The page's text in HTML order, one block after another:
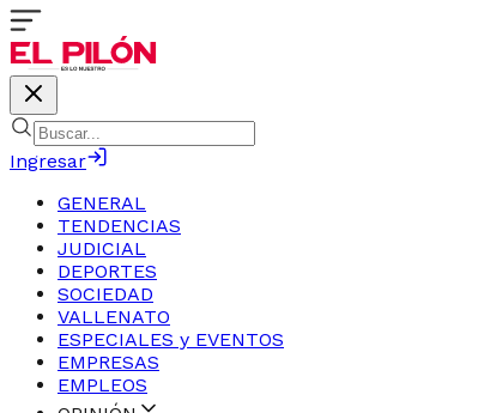
Ingresar
GENERAL
TENDENCIAS
JUDICIAL
DEPORTES
SOCIEDAD
VALLENATO
ESPECIALES y EVENTOS
EMPRESAS
EMPLEOS